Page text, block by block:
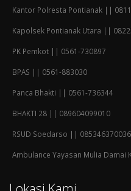
Kantor Polresta Pontianak ||
Kapolsek Pontianak Utara ||
PK Pemkot || 0561-730897
BPAS || 0561-883030
Panca Bhakti || 0561-736344
BHAKTI 28 || 089604099010
RSUD Soedarso || 085346370036
Ambulance Yayasan Mulia